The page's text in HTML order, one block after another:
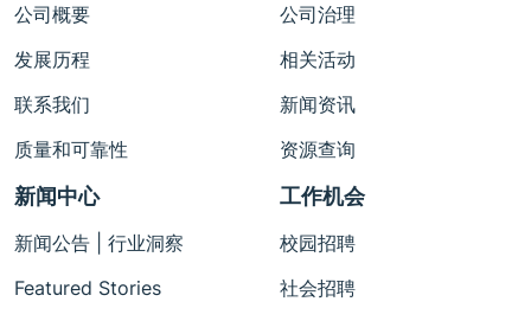
公司概要
发展历程
联系我们
质量和可靠性
公司治理
相关活动
新闻资讯
资源查询
新闻中心
新闻公告 | 行业洞察
Featured Stories
工作机会
校园招聘
社会招聘